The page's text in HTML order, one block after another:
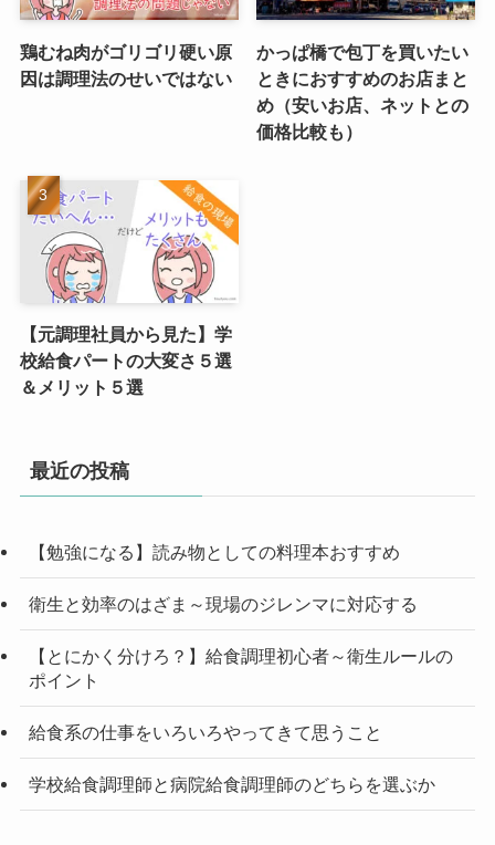
鶏むね肉がゴリゴリ硬い原
因は調理法のせいではない
かっぱ橋で包丁を買いたい
ときにおすすめのお店まと
め（安いお店、ネットとの
価格比較も）
【元調理社員から見た】学
校給食パートの大変さ５選
＆メリット５選
最近の投稿
【勉強になる】読み物としての料理本おすすめ
衛生と効率のはざま～現場のジレンマに対応する
【とにかく分けろ？】給食調理初心者～衛生ルールの
ポイント
給食系の仕事をいろいろやってきて思うこと
学校給食調理師と病院給食調理師のどちらを選ぶか